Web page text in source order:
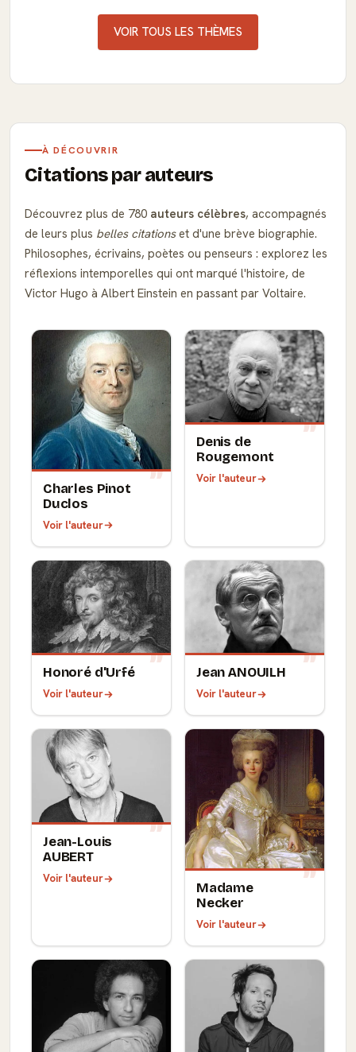
VOIR TOUS LES THÈMES
À DÉCOUVRIR
Citations par auteurs
Découvrez plus de 780 auteurs célèbres, accompagnés
de leurs plus belles citationset d'une brève biographie.
Philosophes, écrivains, poètes ou penseurs : explorez les
réflexions intemporelles qui ont marqué l'histoire, de
Victor Hugo à Albert Einstein en passant par Voltaire.
Charles Pinot
Duclos
Voir l'auteur
Denis de
Rougemont
Voir l'auteur
Honoré d'Urfé
Voir l'auteur
Jean ANOUILH
Voir l'auteur
Jean-Louis
AUBERT
Voir l'auteur
Madame
Necker
Voir l'auteur